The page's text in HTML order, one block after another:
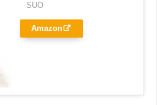
SUO
Amazon